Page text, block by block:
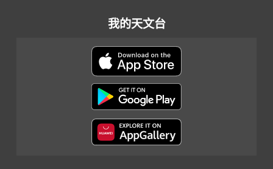
我的天文台